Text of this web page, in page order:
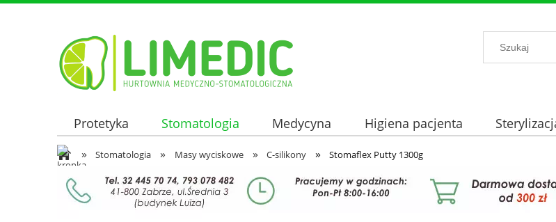
Protetyka Stomatologia Medycyna Higiena pacjenta
Oferta hurtowa
» Stomatologia » Masy wyciskowe » C-silikony » Stomaflex Putty 1300g